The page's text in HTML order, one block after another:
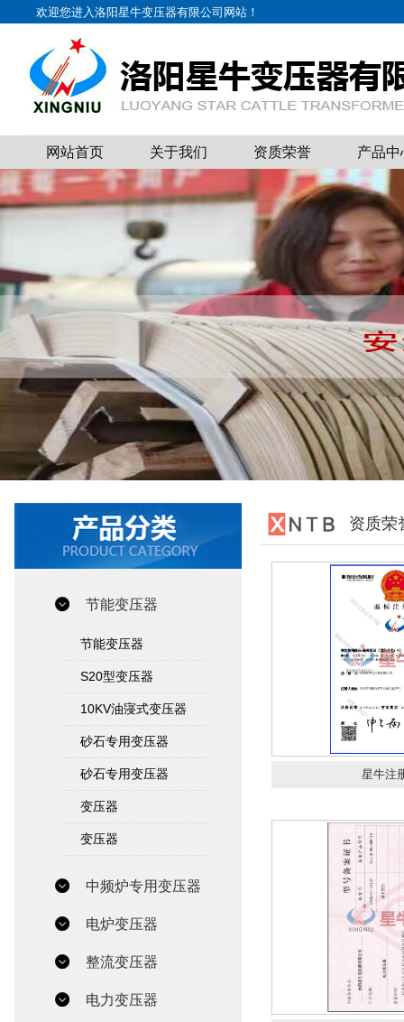
欢迎您进入洛阳星牛变压器有限公司网站！
网站首页 关于我们 资质荣誉 产品中
节能变压器
节能变压器
S20型变压器
10KV油寖式变压器
砂石专用变压器
砂石专用变压器
变压器
变压器
中频炉专用变压器
电炉变压器
整流变压器
电力变压器
资质荣
星牛注